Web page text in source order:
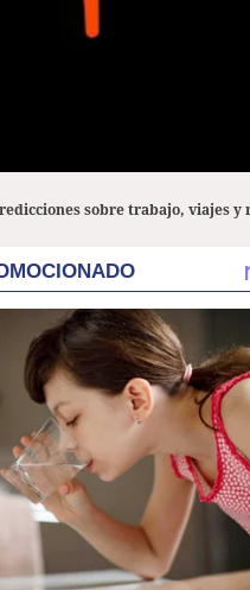
sobre trabajo, viajes y